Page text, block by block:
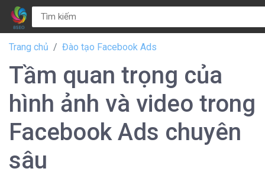
Trang chủ Đào tạo Facebook Ads
Tầm quan trọng của
hình ảnh và video trong
Facebook Ads chuyên
sâu